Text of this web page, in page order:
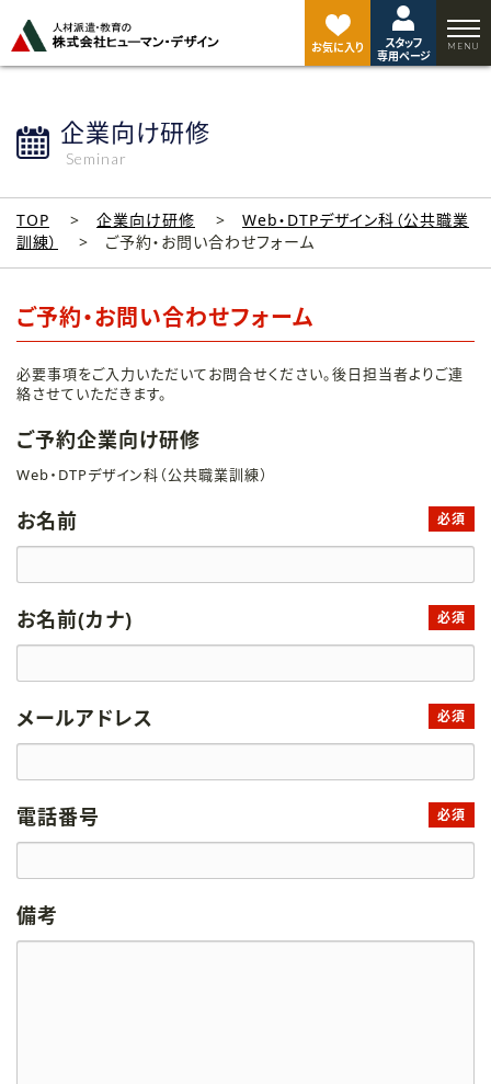
お気に入り
スタッフ
専用ページ
企業向け研修
Seminar
TOP 企業向け研修
Web・DTPデザイン科（公共職業
訓練）
ご予約・お問い合わせフォーム
ご予約・お問い合わせフォーム
必要事項をご入力いただいてお問合せください。後日担当者よりご連
絡させていただきます。
ご予約企業向け研修
Web・DTPデザイン科（公共職業訓練）
お名前 必須
お名前(カナ) 必須
メールアドレス 必須
電話番号 必須
備考
ジ
ト